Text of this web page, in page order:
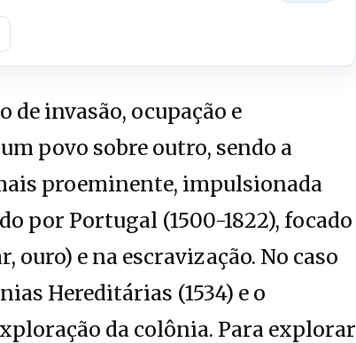
de invasão, ocupação e
povo sobre outro, sendo a
proeminente, impulsionada
por Portugal (1500-1822), focado
e na escravização. No caso
Hereditárias (1534) e o
da colônia. Para explorar